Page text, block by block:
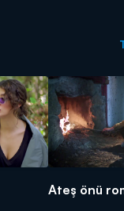
Ateş önü